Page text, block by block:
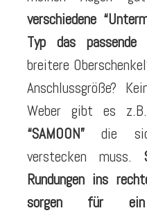
verschiedene
Typ das passende
breitere
Anschlussgröße?
Weber gibt es
“SAMOON” die
verstecken muss.
Rundungen ins
sorgen für ein